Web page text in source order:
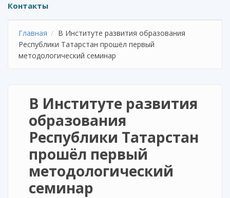
Контакты
Главная
В Институте развития образования
Республики Татарстан прошёл первый
методологический семинар
В Институте развития
образования
Республики Татарстан
прошёл первый
методологический
семинар